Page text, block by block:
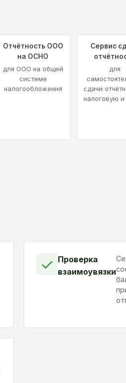
Отчётность ООО
на ОСНО
для ООО на общей
системе
налогообложения
Сервис
для
сдачи
налоговую
✓ Проверка
взаимоувязки